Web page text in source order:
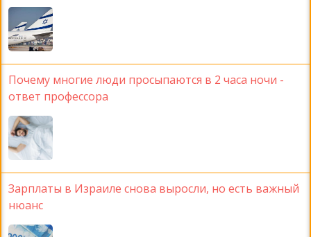
Почему многие люди просыпаются в 2 часа ночи -
ответ профессора
Зарплаты в Израиле снова выросли, но есть важный
нюанс